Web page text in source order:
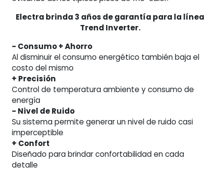
Electra brinda 3 años de garantía para la línea
Trend Inverter.
- Consumo + Ahorro
Al disminuir el consumo energético también baja el
costo del mismo
+ Precisión
Control de temperatura ambiente y consumo de
energía
- Nivel de Ruido
Su sistema permite generar un nivel de ruido casi
imperceptible
+ Confort
Diseñado para brindar confortabilidad en cada
detalle